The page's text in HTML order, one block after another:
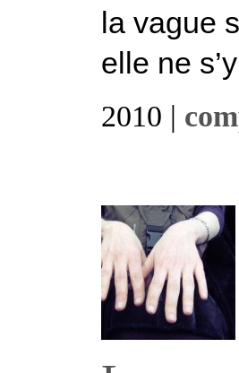
la vague
elle ne
2010 |